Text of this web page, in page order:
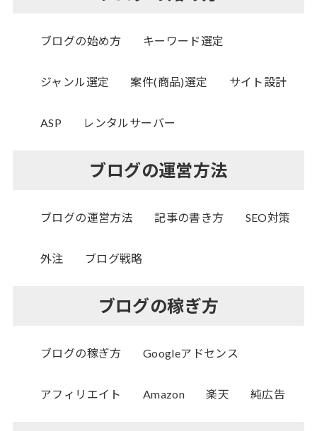
ブログの始め方 キーワード選定
ジャンル選定 案件(商品)選定 サイト設計
ASP レンタルサーバー
ブログの運営方法
ブログの運営方法 記事の書き方 SEO対策
外注 ブログ戦略
ブログの稼ぎ方
ブログの稼ぎ方 Googleアドセンス
アフィリエイト Amazon 楽天 純広告